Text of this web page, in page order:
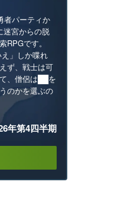
者パーティか
迷宮からの脱
RPGです。
」しか喋れ
ず、戦士は可
、僧侶は██を
のかを選ぶの
年第4四半期